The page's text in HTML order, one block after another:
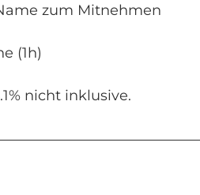
zum Mitnehmen
(1h)
nicht inklusive.